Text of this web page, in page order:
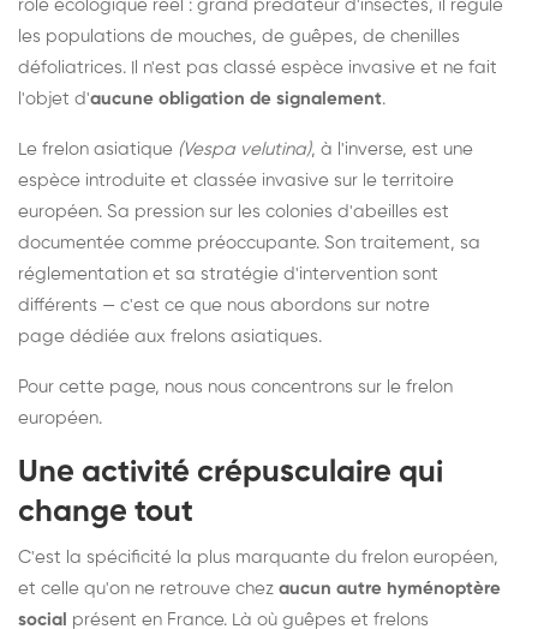
rôle écologique réel : grand prédateur d'insectes, il régule
les populations de mouches, de guêpes, de chenilles
défoliatrices. Il n'est pas classé espèce invasive et ne fait
l'objet d'aucune obligation de signalement.
Le frelon asiatique (Vespa velutina), à l'inverse, est une
espèce introduite et classée invasive sur le territoire
européen. Sa pression sur les colonies d'abeilles est
documentée comme préoccupante. Son traitement, sa
réglementation et sa stratégie d'intervention sont
différents — c'est ce que nous abordons sur notre
page dédiée aux frelons asiatiques.
Pour cette page, nous nous concentrons sur le frelon
européen.
Une activité crépusculaire qui
change tout
C'est la spécificité la plus marquante du frelon européen,
et celle qu'on ne retrouve chez aucun autre hyménoptère
social présent en France. Là où guêpes et frelons